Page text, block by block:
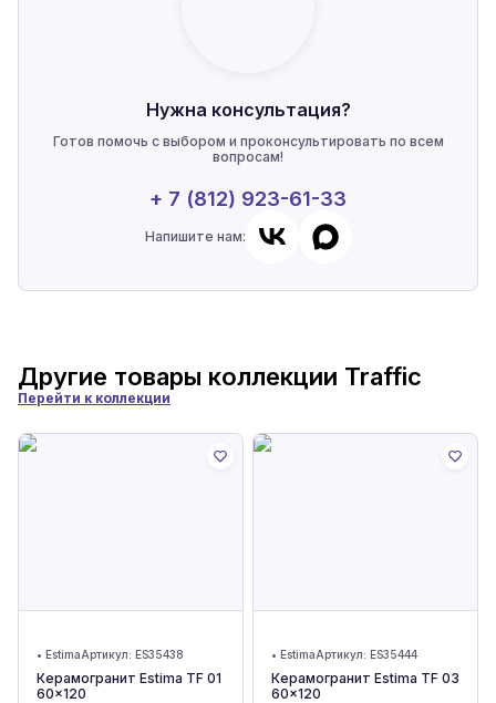
Нужна консультация?
Готов помочь с выбором и проконсультировать по всем
вопросам!
+ 7 (812) 923-61-33
Напишите нам:
Другие товары коллекции Traffic
Перейти к коллекции
• EstimaАртикул: ES35438
Керамогранит Estima TF 01
60x120
• EstimaАртикул: ES35444
Керамогранит Estima TF 03
60x120